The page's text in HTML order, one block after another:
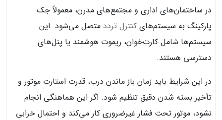
در ساختمان‌های اداری و مجتمع‌های مدرن، معمولاً جک
پارکینگ به سیستم‌های کنترل تردد متصل می‌شود. این
سیستم‌ها شامل کارت‌خوان، ریموت هوشمند یا پنل‌های
دسترسی هستند.
در این شرایط باید زمان باز ماندن درب، قدرت استارت موتور و
تأخیر بسته شدن دقیق تنظیم شود. اگر این هماهنگی انجام
نشود، موتور تحت فشار غیرضروری کار می‌کند و احتمال خرابی